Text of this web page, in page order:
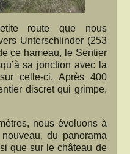
route que nous
Unterschlinder (253
ce hameau, le Sentier
sa jonction avec la
celle-ci. Après 400
discret qui grimpe,
nous évoluons à
du panorama
que sur le château de